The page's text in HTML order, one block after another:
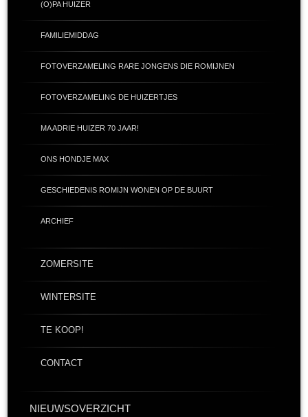
(O)PA HUIZER
FAMILIEMIDDAG
FOTOVERZAMELING RARE JONGENS DIE ROMIJNEN
FOTOVERZAMELING DE HUIZERTJES
MA ADRIE HUIZER 70 JAAR!
ONS HONDJE MAX
GESCHIEDENIS ROMIJN WONEN OP DE BUURT
ARCHIEF
ZOMERSITE
WINTERSITE
TE KOOP!
CONTACT
NIEUWSOVERZICHT